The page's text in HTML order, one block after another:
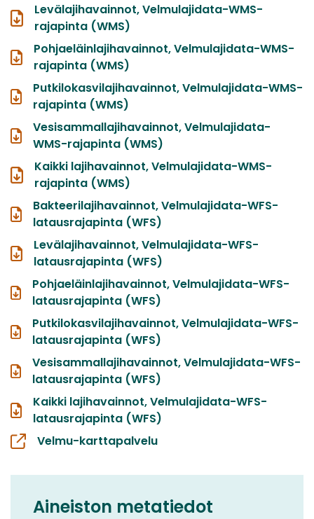
Levälajihavainnot, Velmulajidata-WMS-
rajapinta (WMS)
Pohjaeläinlajihavainnot, Velmulajidata-WMS-
rajapinta (WMS)
Putkilokasvilajihavainnot, Velmulajidata-WMS-
rajapinta (WMS)
Vesisammallajihavainnot, Velmulajidata-
WMS-rajapinta (WMS)
Kaikki lajihavainnot, Velmulajidata-WMS-
rajapinta (WMS)
Bakteerilajihavainnot, Velmulajidata-WFS-
latausrajapinta (WFS)
Levälajihavainnot, Velmulajidata-WFS-
latausrajapinta (WFS)
Pohjaeläinlajihavainnot, Velmulajidata-WFS-
latausrajapinta (WFS)
Putkilokasvilajihavainnot, Velmulajidata-WFS-
latausrajapinta (WFS)
Vesisammallajihavainnot, Velmulajidata-WFS-
latausrajapinta (WFS)
Kaikki lajihavainnot, Velmulajidata-WFS-
latausrajapinta (WFS)
Velmu-karttapalvelu
Aineiston metatiedot